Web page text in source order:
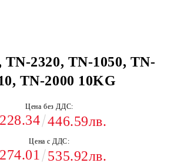
TN-2320, TN-1050, TN-
TN-2000 10KG
Цена без ДДС:
446.59лв.
Цена с ДДС:
535.92лв.